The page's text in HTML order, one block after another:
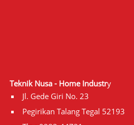
Teknik Nusa - Home Industry
Jl. Gede Giri No. 23
Pegirikan Talang Tegal 52193